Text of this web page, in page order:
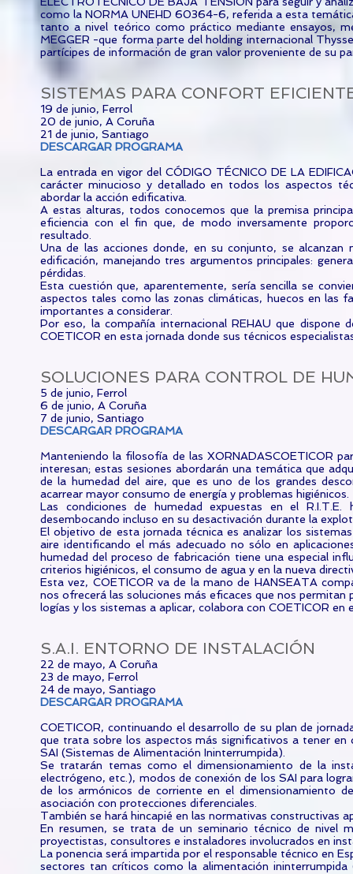
como la NORMA UNEHD 60364-6, referida a esta
tanto a nivel teórico como práctico mediante ensayos,
MEGGER -que forma parte del holding internacional
partícipes de información de gran valor proveniente de su
SISTEMAS PARA CONFORT
19 de junio, Ferrol
20 de junio, A Coruña
21 de junio, Santiago
DESCARGAR PROGRAMA
La entrada en vigor del CÓDIGO TÉCNICO DE LA
carácter minucioso y detallado en todos los aspectos
abordar la acción edificativa.
A estas alturas, todos conocemos que la premisa
eficiencia con el fin que, de modo inversamente
resultado.
Una de las acciones donde, en su conjunto, se
edificación, manejando tres argumentos principales:
pérdidas.
Esta cuestión que, aparentemente, sería sencilla se
aspectos tales como las zonas climáticas, huecos en las
importantes a considerar.
Por eso, la compañía internacional REHAU que
COETICOR en esta jornada donde sus técnicos
SOLUCIONES PARA CONTROL DE
5 de junio, Ferrol
6 de junio, A Coruña
7 de junio, Santiago
DESCARGAR PROGRAMA
Manteniendo la filosofía de las XORNADASCOETICOR
interesan; estas sesiones abordarán una temática que
de la humedad del aire, que es uno de los grandes
acarrear mayor consumo de energía y problemas higiénicos.
Las condiciones de humedad expuestas en el
desembocando incluso en su desactivación durante la
El objetivo de esta jornada técnica es analizar los
aire identificando el más adecuado no sólo en
humedad del proceso de fabricación tiene una especial
criterios higiénicos, el consumo de agua y en la nueva
Esta vez, COETICOR va de la mano de HANSEATA
nos ofrecerá las soluciones más eficaces que nos permitan
logías y los sistemas a aplicar, colabora con COETICOR
S.A.I. ENTORNO DE INSTALACIÓN
22 de mayo, A Coruña
23 de mayo, Ferrol
24 de mayo, Santiago
DESCARGAR PROGRAMA
COETICOR, continuando el desarrollo de su plan de
que trata sobre los aspectos más significativos a tener
SAI (Sistemas de Alimentación Ininterrumpida).
Se tratarán temas como el dimensionamiento de la
electrógeno, etc.), modos de conexión de los SAI para
de los armónicos de corriente en el dimensionamiento
asociación con protecciones diferenciales.
También se hará hincapié en las normativas constructivas
En resumen, se trata de un seminario técnico de nivel
proyectistas, consultores e instaladores involucrados en
La ponencia será impartida por el responsable técnico en
sectores tan críticos como la alimentación